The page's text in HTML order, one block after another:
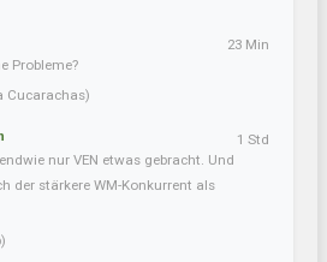
Probleme?
Cucarachas)
23 Min
nur VEN etwas gebracht. Und
der stärkere WM-Konkurrent als
1 Std